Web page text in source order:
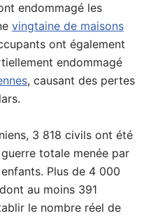
endommagé les
vingtaine de maisons
ont également
endommagé
, causant des pertes
3 818 civils ont été
totale menée par
Plus de 4 000
au moins 391
le nombre réel de